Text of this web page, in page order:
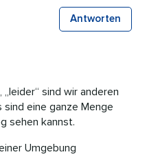
Antworten
sind wir anderen
sind eine ganze Menge
sehen kannst.
Umgebung